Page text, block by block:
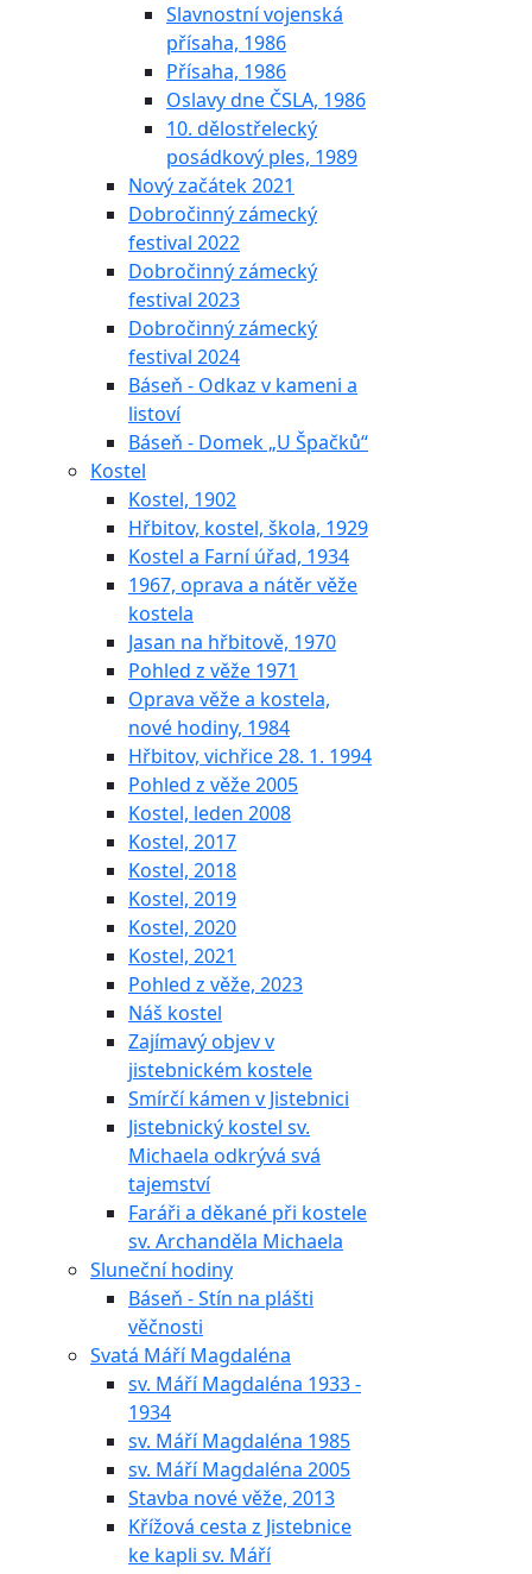
Slavnostní vojenská
přísaha, 1986
Přísaha, 1986
Oslavy dne ČSLA, 1986
10. dělostřelecký
posádkový ples, 1989
Nový začátek 2021
Dobročinný zámecký
festival 2022
Dobročinný zámecký
festival 2023
Dobročinný zámecký
festival 2024
Báseň - Odkaz v kameni a
listoví
Báseň - Domek „U Špačků“
Kostel
Kostel, 1902
Hřbitov, kostel, škola, 1929
Kostel a Farní úřad, 1934
1967, oprava a nátěr věže
kostela
Jasan na hřbitově, 1970
Pohled z věže 1971
Oprava věže a kostela,
nové hodiny, 1984
Hřbitov, vichřice 28. 1. 1994
Pohled z věže 2005
Kostel, leden 2008
Kostel, 2017
Kostel, 2018
Kostel, 2019
Kostel, 2020
Kostel, 2021
Pohled z věže, 2023
Náš kostel
Zajímavý objev v
jistebnickém kostele
Smírčí kámen v Jistebnici
Jistebnický kostel sv.
Michaela odkrývá svá
tajemství
Faráři a děkané při kostele
sv. Archanděla Michaela
Sluneční hodiny
Báseň - Stín na plášti
věčnosti
Svatá Máří Magdaléna
sv. Máří Magdaléna 1933 -
1934
sv. Máří Magdaléna 1985
sv. Máří Magdaléna 2005
Stavba nové věže, 2013
Křížová cesta z Jistebnice
ke kapli sv. Máří